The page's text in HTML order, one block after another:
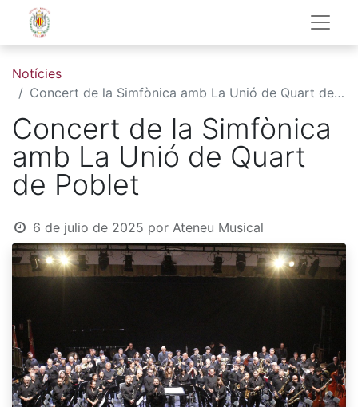
Notícies
Concert de la Simfònica amb La Unió de Quart de Poblet
Concert de la Simfònica
amb La Unió de Quart
de Poblet
6 de julio de 2025 por Ateneu Musical